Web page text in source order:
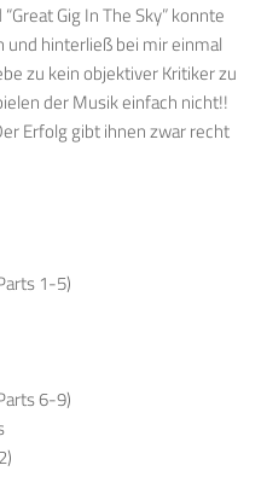
Gig In The Sky” konnte
hinterließ bei mir einmal
zu kein objektiver Kritiker zu
der Musik einfach nicht!!
Erfolg gibt ihnen zwar recht
1-5)
6-9)